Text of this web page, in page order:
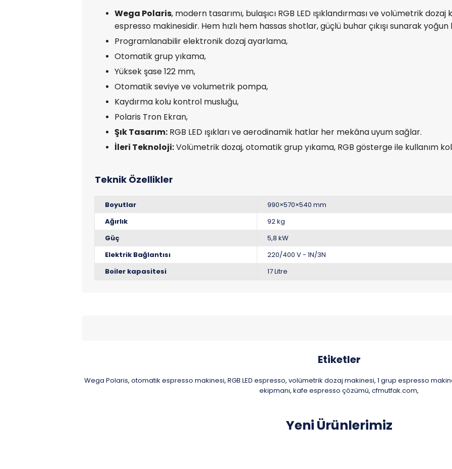
Wega Polaris, modern tasarımı, bulaşıcı RGB LED ışıklandırması ve volümetrik
espresso makinesidir. Hem hızlı hem hassas shotlar, güçlü buhar çıkışı sunarak
Programlanabilir elektronik dozaj ayarlama,
Otomatik grup yıkama,
Yüksek şase 122 mm,
Otomatik seviye ve volumetrik pompa,
Kaydırma kolu kontrol musluğu,
Polaris Tron Ekran,
Şık Tasarım: RGB LED ışıkları ve aerodinamik hatlar her mekâna uyum sağlar.
İleri Teknoloji:Volümetrik dozaj, otomatik grup yıkama, RGB gösterge ile kullanım
Boyutlar
990×570×540 mm
Ağırlık
92 kg
Güç
5,8 kW
Elektrik Bağlantısı
220/400 V - 1N/3N
Boiler kapasitesi
17 Litre
Etiketler
Wega Polaris, otomatik espresso makinesi, RGB LED espresso, volümetrik dozaj makinesi, 1 grup espresso
ekipmanı, kafe espresso çözümü, cfmutfak.com,
Yeni Ürünlerimiz